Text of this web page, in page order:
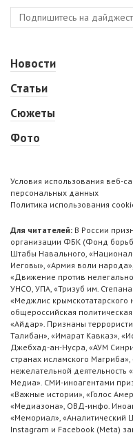
Новости
Статьи
Сюжеты
Фото
Условия использования веб-
персональных данных
Политика использования
Для читателей: В России
организации ФБК (Фонд
Штабы Навального,
Иеговы», «Армия воли
«Движение против
УНСО, УПА, «Тризуб им.
«Меджлис крымскотатарского
общероссийская
«Айдар». Признаны
Талибан», «Имарат Кавказ»,
Джебхад-ан-Нусра, «АУМ
странах исламского
нежелательной деятельность
Медиа». СМИ-иноагентами
«Важные истории», «Голос
«Медиазона», ОВД-инфо.
«Мемориал», «Аналитический
Instagram и Facebook (Metа)